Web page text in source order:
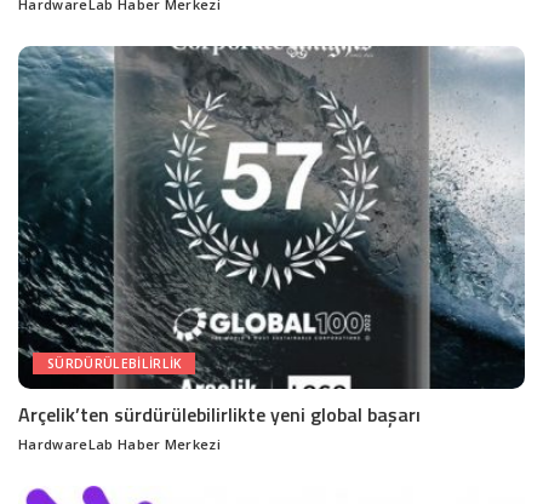
Posted
HardwareLab Haber Merkezi
SÜRDÜRÜLEBILIRLIK
Arçelik’ten sürdürülebilirlikte yeni global başarı
Posted
HardwareLab Haber Merkezi